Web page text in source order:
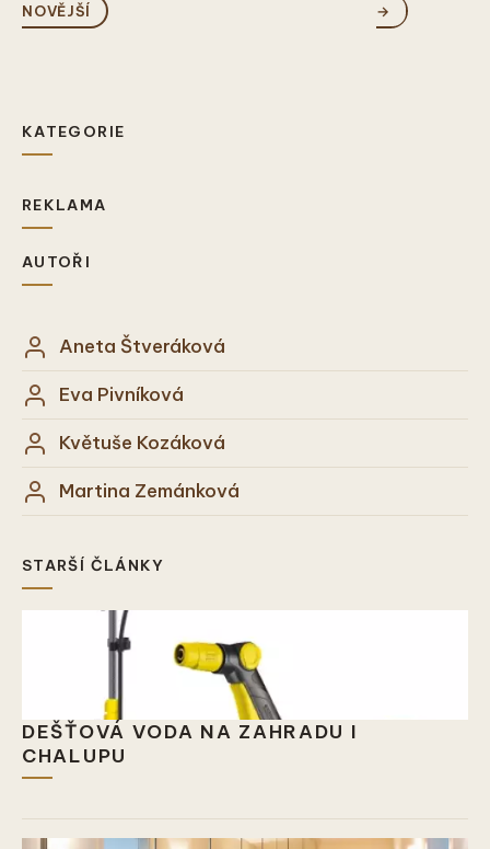
NOVĚJŠÍ
→
KATEGORIE
REKLAMA
AUTOŘI
Aneta Štveráková
Eva Pivníková
Květuše Kozáková
Martina Zemánková
STARŠÍ ČLÁNKY
DEŠŤOVÁ VODA NA ZAHRADU I
CHALUPU